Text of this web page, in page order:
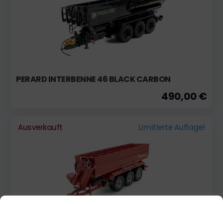
PERARD INTERBENNE 46 BLACK CARBON
490,00 €
Ausverkauft Limitierte Auflage!